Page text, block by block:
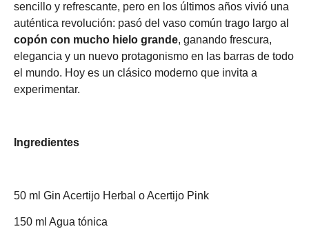
sencillo y refrescante, pero en los últimos años vivió una
auténtica revolución: pasó del vaso común trago largo al
copón con mucho hielo grande, ganando frescura,
elegancia y un nuevo protagonismo en las barras de todo
el mundo. Hoy es un clásico moderno que invita a
experimentar.
Ingredientes
50 ml Gin Acertijo Herbal o Acertijo Pink
150 ml Agua tónica